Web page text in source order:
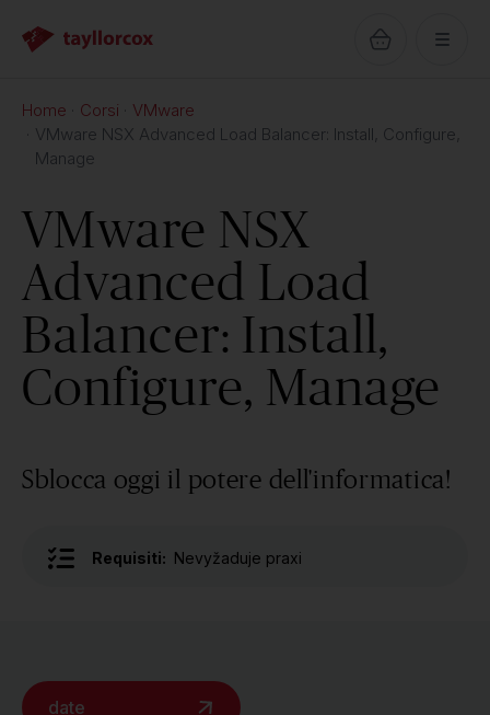
Home Corsi
VMware
VMware NSX Advanced Load Balancer: Install, Configure,
Manage
VMware NSX
Advanced Load
Balancer: Install,
Configure, Manage
Sblocca oggi il potere dell'informatica!
Requisiti: Nevyžaduje praxi
date